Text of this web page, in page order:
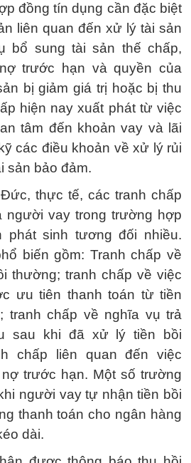
đồng tín dụng cần đặc biệt
liên quan đến xử lý tài sản
bổ sung tài sản thế chấp,
trước hạn và quyền của
bị giảm giá trị hoặc bị thu
hiện nay xuất phát từ việc
tâm đến khoản vay và lãi
các điều khoản về xử lý rủi
sản bảo đảm.
thực tế, các tranh chấp
người vay trong trường hợp
phát sinh tương đối nhiều.
biến gồm: Tranh chấp về
thường; tranh chấp về việc
ưu tiên thanh toán từ tiền
tranh chấp về nghĩa vụ trả
sau khi đã xử lý tiền bồi
chấp liên quan đến việc
trước hạn. Một số trường
người vay tự nhận tiền bồi
thanh toán cho ngân hàng
dài.